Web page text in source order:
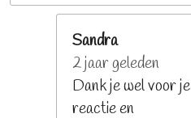
Sandra
2 jaar geleden
Dank je wel voor je
reactie en